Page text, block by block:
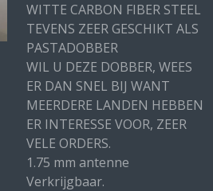
WITTE CARBON FIBER STEEL
TEVENS ZEER GESCHIKT ALS
PASTADOBBER
WIL U DEZE DOBBER, WEES
ER DAN SNEL BIJ WANT
MEERDERE LANDEN HEBBEN
ER INTERESSE VOOR, ZEER
VELE ORDERS.
1.75 mm antenne
Verkrijgbaar.